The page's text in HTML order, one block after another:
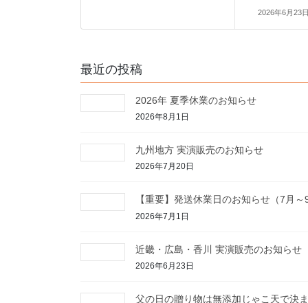
2026年6月23日
最近の投稿
2026年 夏季休業のお知らせ
2026年8月1日
九州地方 実演販売のお知らせ
2026年7月20日
【重要】発送休業日のお知らせ（7月～9
2026年7月1日
近畿・広島・香川 実演販売のお知らせ
2026年6月23日
父の日の贈り物は無添加じゃこ天で決ま